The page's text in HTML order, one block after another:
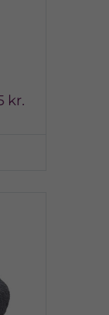
kr.